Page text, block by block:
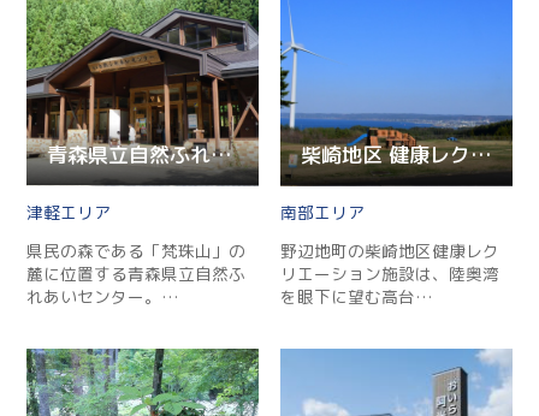
青森県立自然ふれあいセンター
津軽
県民の森である「梵珠山」の
麓に位置する青森県立自然ふ
れあいセンター。…
柴崎地区 健康レクリエーション施設
南部
野辺地町の柴崎地区健康レク
リエーション施設は、陸奥湾
を眼下に望む高台…